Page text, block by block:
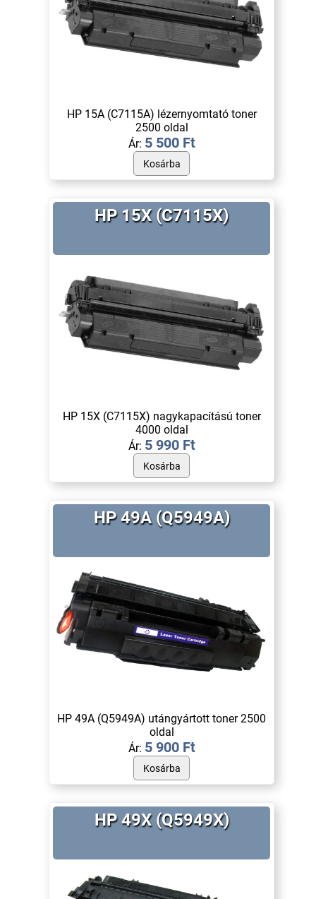
HP 15A (C7115A) lézernyomtató toner
2500 oldal
Ár: 5 500 Ft
HP 15X (C7115X)
HP 15X (C7115X) nagykapacítású toner
4000 oldal
Ár: 5 990 Ft
HP 49A (Q5949A)
HP 49A (Q5949A) utángyártott toner 2500
oldal
Ár: 5 900 Ft
HP 49X (Q5949X)